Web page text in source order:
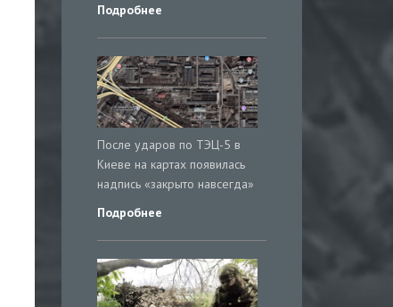
Подробнее
После ударов по ТЭЦ-5 в
Киеве на картах появилась
надпись «закрыто навсегда»
Подробнее